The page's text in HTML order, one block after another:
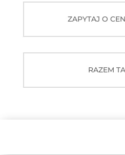
X
ZAPYTAJ O
RAZEM